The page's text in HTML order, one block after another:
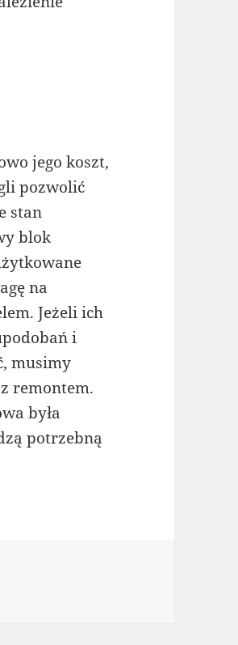
jego koszt,
pozwolić
stan
blok
na
Jeżeli ich
i
musimy
remontem.
była
potrzebną